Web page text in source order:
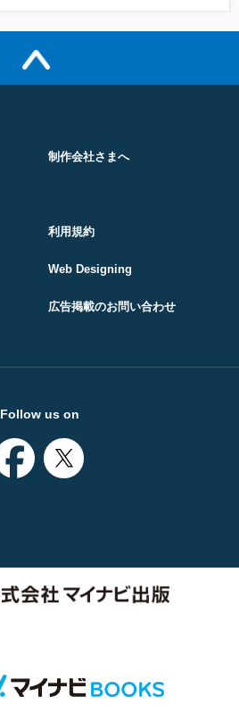
制作会社さまへ
利用規約
Web Designing
広告掲載のお問い合わせ
Follow us on